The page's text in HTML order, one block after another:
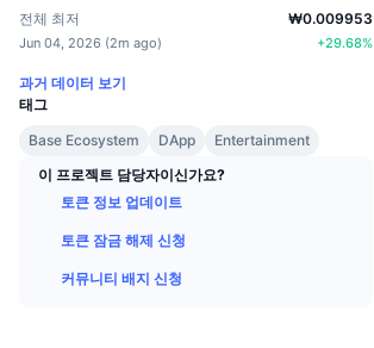
전체 최저
Jun 04, 2026 (2m ago)
₩0.009953
+29.68%
과거 데이터 보기
태그
Base Ecosystem
DApp
Entertainment
이 프로젝트 담당자이신가요?
토큰 정보 업데이트
토큰 잠금 해제 신청
커뮤니티 배지 신청